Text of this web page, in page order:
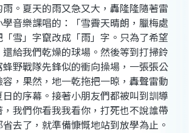
。夏天的雨又急又大，轟隆隆隨著雷
音樂課唱的：「雪霽天晴朗，臘梅處
雪」字竄改成「雨」字。只為了希望
給我們乾燥的球場。然後等到打掃鈴
野戰隊先鋒似的衝向操場，一張張公
，果然，地一乾拖把一晾，轟聲雷動
的序幕。接著小朋友們都被叫到訓導
我們你看我我看你，打死也不說誰帶
去了，就準備慷慨地站到放學為止。